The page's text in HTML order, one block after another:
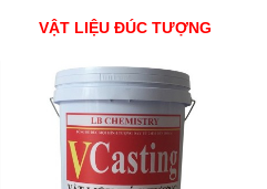
VẬT LIỆU ĐÚC TƯỢNG